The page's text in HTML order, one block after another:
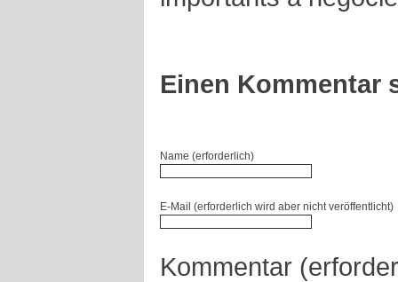
Einen Kommentar
Name (erforderlich)
E-Mail (erforderlich wird aber nicht veröffentlicht)
Kommentar